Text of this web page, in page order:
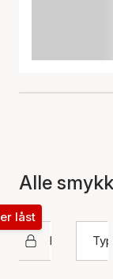
Alle
byBiehl
låst
Type